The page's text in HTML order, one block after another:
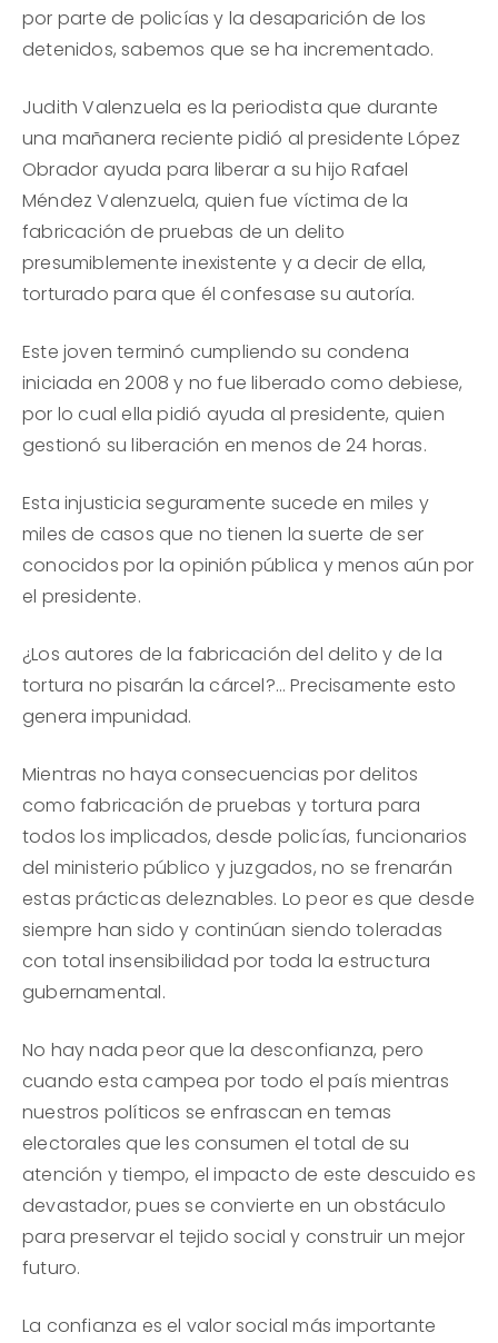
por parte de policías y la desaparición de los
detenidos, sabemos que se ha incrementado.
Judith Valenzuela es la periodista que durante
una mañanera reciente pidió al presidente López
Obrador ayuda para liberar a su hijo Rafael
Méndez Valenzuela, quien fue víctima de la
fabricación de pruebas de un delito
presumiblemente inexistente y a decir de ella,
torturado para que él confesase su autoría.
Este joven terminó cumpliendo su condena
iniciada en 2008 y no fue liberado como debiese,
por lo cual ella pidió ayuda al presidente, quien
gestionó su liberación en menos de 24 horas.
Esta injusticia seguramente sucede en miles y
miles de casos que no tienen la suerte de ser
conocidos por la opinión pública y menos aún por
el presidente.
¿Los autores de la fabricación del delito y de la
tortura no pisarán la cárcel?… Precisamente esto
genera impunidad.
Mientras no haya consecuencias por delitos
como fabricación de pruebas y tortura para
todos los implicados, desde policías, funcionarios
del ministerio público y juzgados, no se frenarán
estas prácticas deleznables. Lo peor es que desde
siempre han sido y continúan siendo toleradas
con total insensibilidad por toda la estructura
gubernamental.
No hay nada peor que la desconfianza, pero
cuando esta campea por todo el país mientras
nuestros políticos se enfrascan en temas
electorales que les consumen el total de su
atención y tiempo, el impacto de este descuido es
devastador, pues se convierte en un obstáculo
para preservar el tejido social y construir un mejor
futuro.
La confianza es el valor social más importante